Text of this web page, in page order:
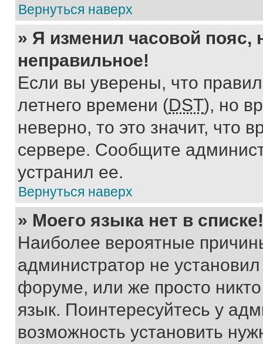
Вернуться наверх
» Я изменил часовой пояс,
неправильное!
Если вы уверены, что
летнего времени (DST), но
неверно, то это значит, что
сервере. Сообщите
устранил ее.
Вернуться наверх
» Моего языка нет в списке!
Наиболее вероятные
администратор не
форуме, или же просто
язык. Поинтересуйтесь у
возможность установить